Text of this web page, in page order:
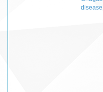
disease